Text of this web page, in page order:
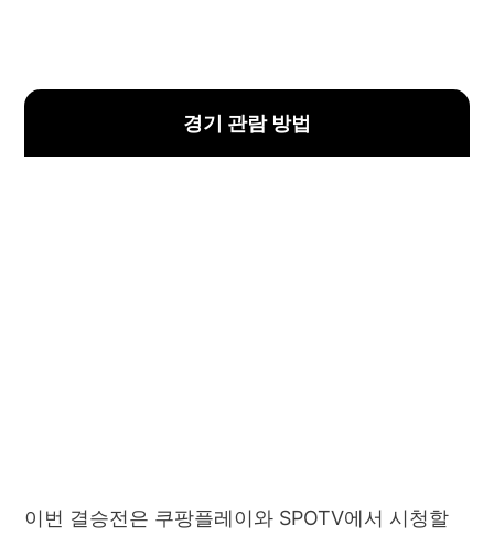
경기 관람 방법
이번 결승전은 쿠팡플레이와 SPOTV에서 시청할